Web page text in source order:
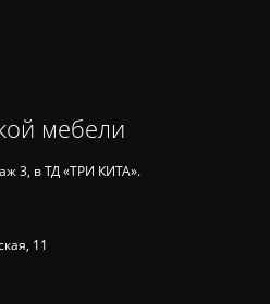
мебели
3, в ТД «ТРИ КИТА».
11